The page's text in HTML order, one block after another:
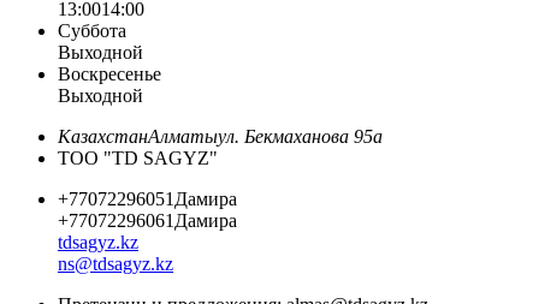
13:0014:00
Суббота
Выходной
Воскресенье
Выходной
КазахстанАлматыул. Бекмаханова 95а
ТОО "TD SAGYZ"
+77072296051 Дамира
+77072296061 Дамира
tdsagyz.kz
ns@tdsagyz.kz